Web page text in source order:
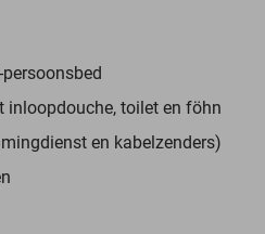
inloopdouche, toilet en föhn
en kabelzenders)